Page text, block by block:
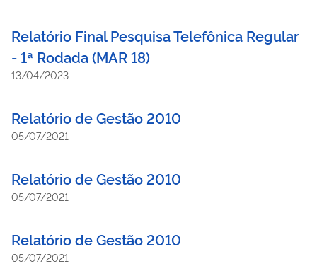
Relatório Final Pesquisa Telefônica Regular
- 1ª Rodada (MAR 18)
13/04/2023
Relatório de Gestão 2010
05/07/2021
Relatório de Gestão 2010
05/07/2021
Relatório de Gestão 2010
05/07/2021